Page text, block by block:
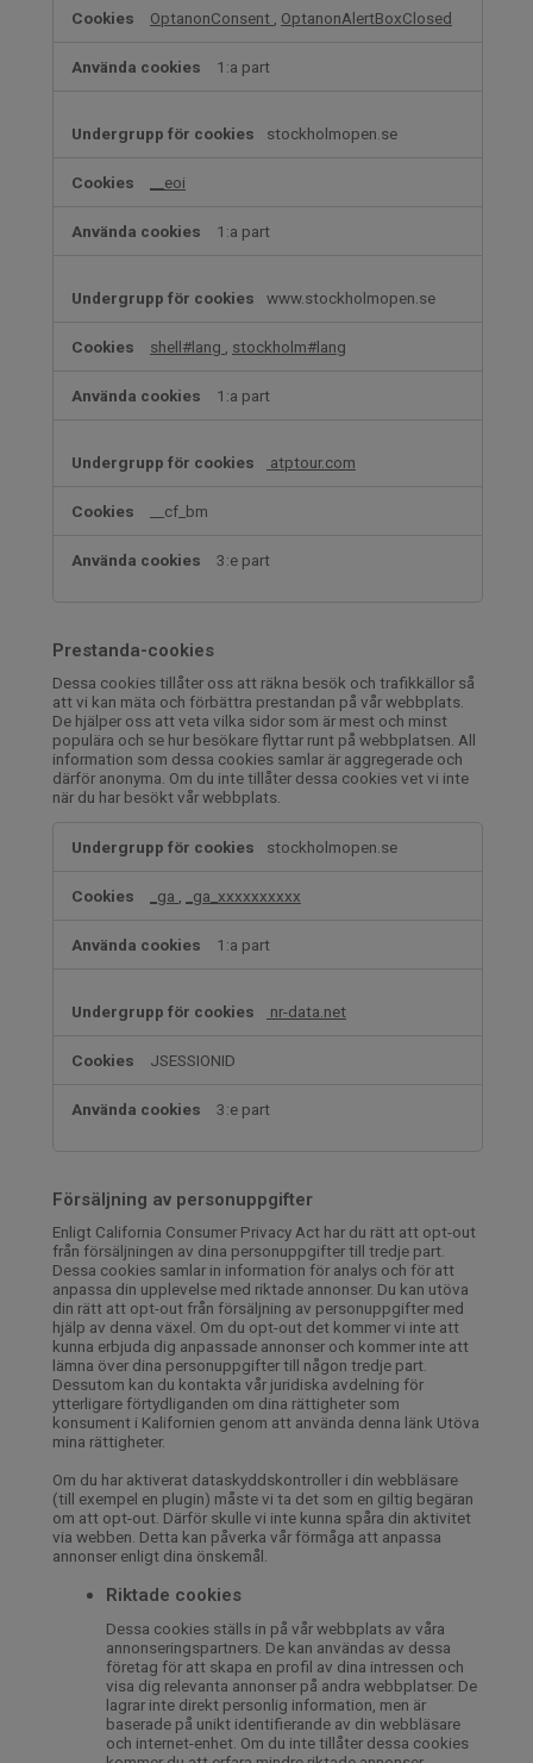
OptanonConsent OptanonAlertBoxClosed
1:a part
stockholmopen.se
__eoi
1:a part
www.stockholmopen.se
shell#lang stockholm#lang
1:a part
atptour.com
__cf_bm
3:e part
Prestanda-cookies
Dessa cookies tillåter oss att räkna besök och trafikkällor så
att vi kan mäta och förbättra prestandan på vår webbplats.
De hjälper oss att veta vilka sidor som är mest och minst
populära och se hur besökare flyttar runt på webbplatsen. All
information som dessa cookies samlar är aggregerade och
därför anonyma. Om du inte tillåter dessa cookies vet vi inte
när du har besökt vår webbplats.
cookies
stockholmopen.se
_ga , _ga_xxxxxxxxxx
1:a part
nr-data.net
JSESSIONID
3:e part
Försäljning av personuppgifter
Enligt California Consumer Privacy Act har du rätt att opt-out
från försäljningen av dina personuppgifter till tredje part.
Dessa cookies samlar in information för analys och för att
anpassa din upplevelse med riktade annonser. Du kan utöva
din rätt att opt-out från försäljning av personuppgifter med
hjälp av denna växel. Om du opt-out det kommer vi inte att
kunna erbjuda dig anpassade annonser och kommer inte att
lämna över dina personuppgifter till någon tredje part.
Dessutom kan du kontakta vår juridiska avdelning för
ytterligare förtydliganden om dina rättigheter som
konsument i Kalifornien genom att använda denna länk Utöva
mina rättigheter.
Om du har aktiverat dataskyddskontroller i din webbläsare
(till exempel en plugin) måste vi ta det som en giltig begäran
om att opt-out. Därför skulle vi inte kunna spåra din aktivitet
via webben. Detta kan påverka vår förmåga att anpassa
annonser enligt dina önskemål.
Riktade cookies
Dessa cookies ställs in på vår webbplats av våra
annonseringspartners. De kan användas av dessa
företag för att skapa en profil av dina intressen och
visa dig relevanta annonser på andra webbplatser. De
lagrar inte direkt personlig information, men är
baserade på unikt identifierande av din webbläsare
och internet-enhet. Om du inte tillåter dessa cookies